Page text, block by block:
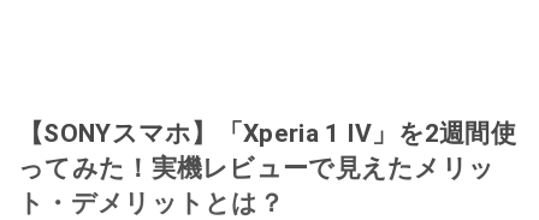
【SONYスマホ】「Xperia 1 IV」を2週間使
ってみた！実機レビューで見えたメリッ
ト・デメリットとは？